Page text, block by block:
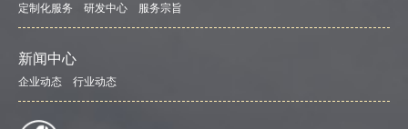
定制化服务 研发中心 服务宗旨
新闻中心
企业动态 行业动态